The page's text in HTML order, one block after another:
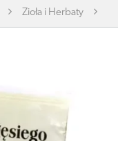
Zioła i Herbaty